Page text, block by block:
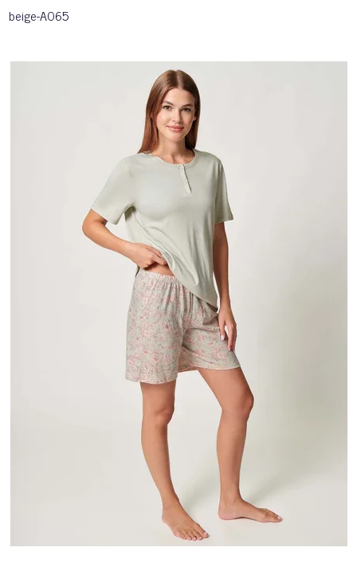
beige-A065